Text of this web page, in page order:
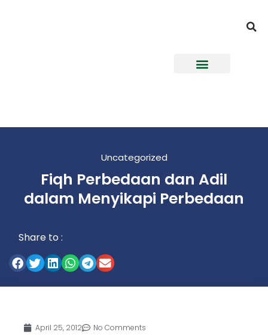
Uncategorized
Fiqh Perbedaan dan Adil
dalam Menyikapi Perbedaan
Share to :
April 25, 2012 No Comments